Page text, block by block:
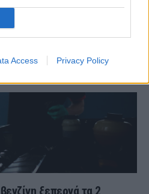
Access Privacy Policy
του beach bar και οι γονείς
με πληροφορίες, κανείς δεν
κοντά στο παιδί εκείνη την
ξεπερνά τα 2